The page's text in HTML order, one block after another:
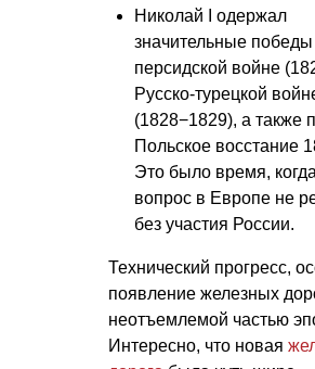
Николай I одержал
значительные победы
персидской войне
Русско-турецкой
(1828−1829), а также
Польское восстание
Это было время,
вопрос в Европе не
без участия России.
Технический прогресс,
появление железных
неотъемлемой частью
Интересно, что новая